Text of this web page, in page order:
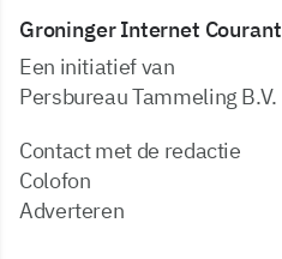
Groninger Internet Courant
Een initiatief van
Persbureau Tammeling B.V.
Contact met de redactie
Colofon
Adverteren